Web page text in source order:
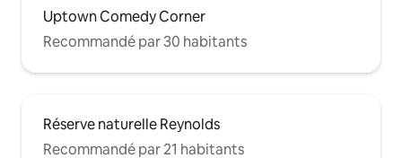
Uptown Comedy Corner
Recommandé par 30 habitants
Réserve naturelle Reynolds
Recommandé par 21 habitants